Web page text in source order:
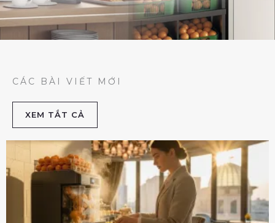
CÁC BÀI VIẾT MỚI
XEM TẮT CẢ